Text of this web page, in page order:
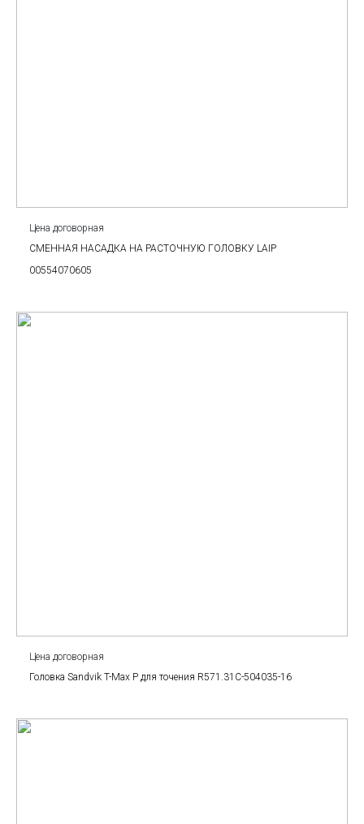
Цена договорная
СМЕННАЯ НАСАДКА НА РАСТОЧНУЮ ГОЛОВКУ LAIP
00554070605
Цена договорная
Головка Sandvik T-Max P для точения R571.31C-504035-16